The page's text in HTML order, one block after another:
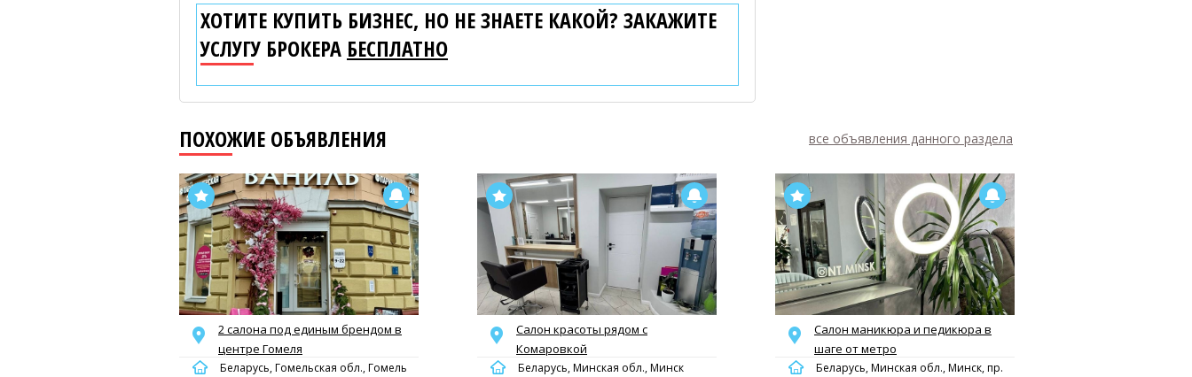
ХОТИТЕ КУПИТЬ БИЗНЕС, НО НЕ ЗНАЕТЕ КАКОЙ? ЗАКАЖИТЕ
УСЛУГУ БРОКЕРА БЕСПЛАТНО
ПОХОЖИЕ ОБЪЯВЛЕНИЯ все объявления данного раздела
2 салона под единым брендом в
центре Гомеля
Беларусь, Гомельская обл., Гомель
Салон красоты рядом с
Комаровкой
Беларусь, Минская обл., Минск
Салон маникюра и педикюра в
шаге от метро
Беларусь, Минская обл., Минск, пр.